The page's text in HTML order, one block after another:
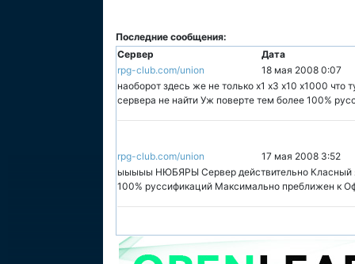
Последние сообщения:
Сервер
Дата
rpg-club.com/union
18 мая 2008 0:07
наоборот здесь же не только х1 х3 х10 х1000 что
сервера не найти Уж поверте тем более 100%
rpg-club.com/union
17 мая 2008 3:52
ыыыыы НЮБЯРЫ Cервер действительно Класный
100% руссификаций Максимально преближен к